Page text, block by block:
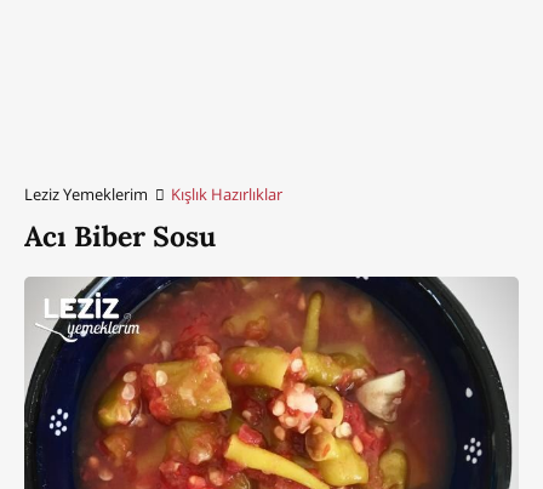
Leziz Yemeklerim Kışlık Hazırlıklar
Acı Biber Sosu